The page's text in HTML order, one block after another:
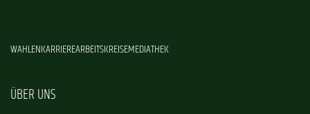
WAHLENKARRIEREARBEITSKREISEMEDIATHEK
ÜBER UNS